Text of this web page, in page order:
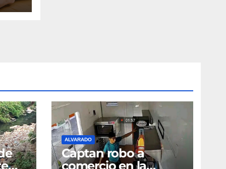
ALVARADO
Captan robo a
comercio en la